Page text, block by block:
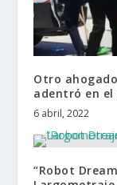
Otro
adentró en
6 abril, 2022
“Robot